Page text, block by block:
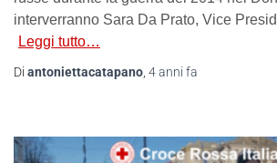
interverranno Sara Da Prato, Vice
Leggi tutto…
Di antoniettacatapano 4 anni fa